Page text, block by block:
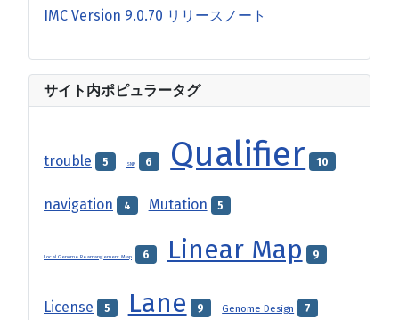
IMC Version 9.0.70 リリースノート
サイト内ポピュラータグ
trouble 5 SNP 6 Qualifier 10
navigation 4 Mutation 5
Local Genome Rearrangement Map 6 Linear Map 9
License 5 Lane 9 Genome Design 7